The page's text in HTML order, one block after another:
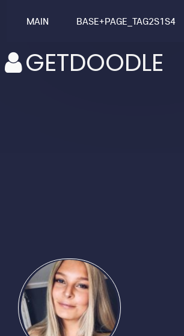
MAIN BASE+PAGE_TAG2S1S4
GETDOODLE